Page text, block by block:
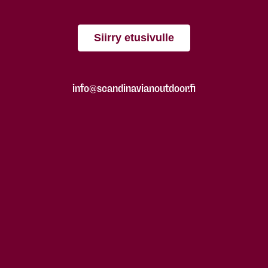
Siirry etusivulle
info@scandinavianoutdoor.fi